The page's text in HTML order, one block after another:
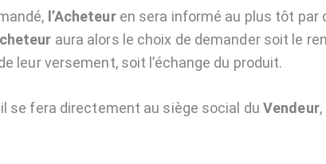
l’Acheteuren sera informé au plus tôt par
aura alors le choix de demander soit le
leur versement, soit l’échange du produit.
se fera directement au siège social du Vendeur,